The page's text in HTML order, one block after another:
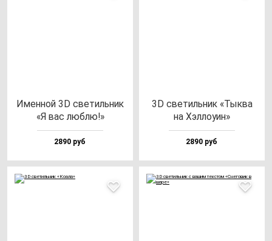
Имен­ной 3D све­тиль­ник
«Я вас люб­лю!»
2890 руб
3D све­тиль­ник «Тык­ва
на Хэл­ло­уин»
2890 руб